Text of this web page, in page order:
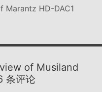
Marantz HD-DAC1
of Musiland
条评论